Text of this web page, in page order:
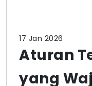
17 Jan 2026
Aturan
yang